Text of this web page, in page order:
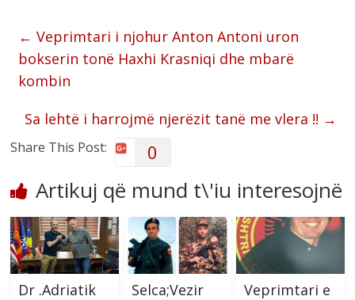
← Veprimtari i njohur Anton Antoni uron
bokserin tonë Haxhi Krasniqi dhe mbarë
kombin
Sa lehtë i harrojmë njerëzit tanë me vlera !! →
Share This Post: 0
Artikuj që mund t\'iu interesojnë
Dr .Adriatik
Selca;Vezir
Veprimtari e